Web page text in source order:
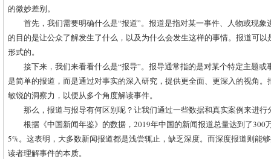
的微妙差别。
首先，我们需要明确什么是“报道”。报道是指对某一事件、人物或现
的目的是让公众了解发生了什么，以及为什么会发生这样的事情。报道可
形式的。
接下来，我们来看看什么是“报导”。报导通常指的是对某个特定主题
是简单的报道，而是通过对事实的深入研究，提供更全面、更深入的视角
敏锐的洞察力，以便从多个角度解读事件。
那么，报道与报导有何区别呢？让我们通过一些数据和真实案例来进行
根据《中国新闻年鉴》的数据，2019年中国的新闻报道总量达到了300
5%。这表明，大多数新闻报道都是浅尝辄止，缺乏深度。而深度报道则能
读者理解事件的本质。